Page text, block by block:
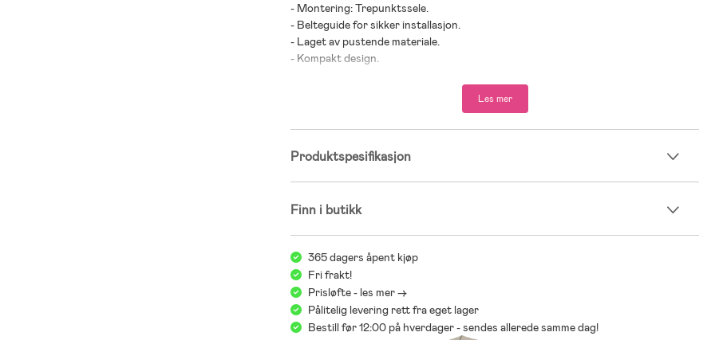
- Montering: Trepunktssele.
- Belteguide for sikker installasjon.
- Laget av pustende materiale.
- Kompakt design.
- Anbefalt høyde på barnet: 61-125 cm.
- Anbefalt alder: fra 6 måneder til 7 år.
; ;
Les mer
Produktspesifikasjon
Finn i butikk
365 dagers åpent kjøp
Fri frakt!
Prisløfte - les mer ->
Pålitelig levering rett fra eget lager
Bestill før 12:00 på hverdager - sendes allerede samme dag!